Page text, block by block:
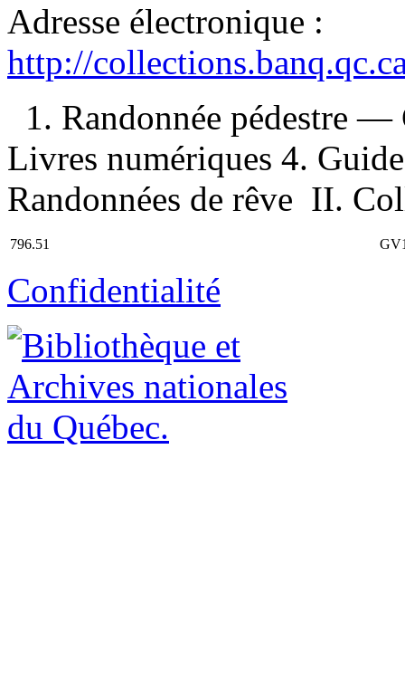
Adresse électronique :
http://
1. Randonnée pédestre
Livres numériques 4.
Randonnées de rêve II.
796.51
Confidentialité